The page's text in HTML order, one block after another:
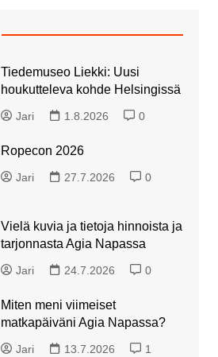
Tiedemuseo Liekki: Uusi
houkutteleva kohde Helsingissä
Jari 1.8.2026 0
Ropecon 2026
Jari 27.7.2026 0
Vielä kuvia ja tietoja hinnoista ja
tarjonnasta Agia Napassa
Jari 24.7.2026 0
Miten meni viimeiset
matkapäiväni Agia Napassa?
Jari 13.7.2026 1